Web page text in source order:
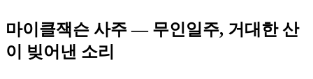
마이클잭슨 사주 — 무인일주, 거대한 산
이 빚어낸 소리